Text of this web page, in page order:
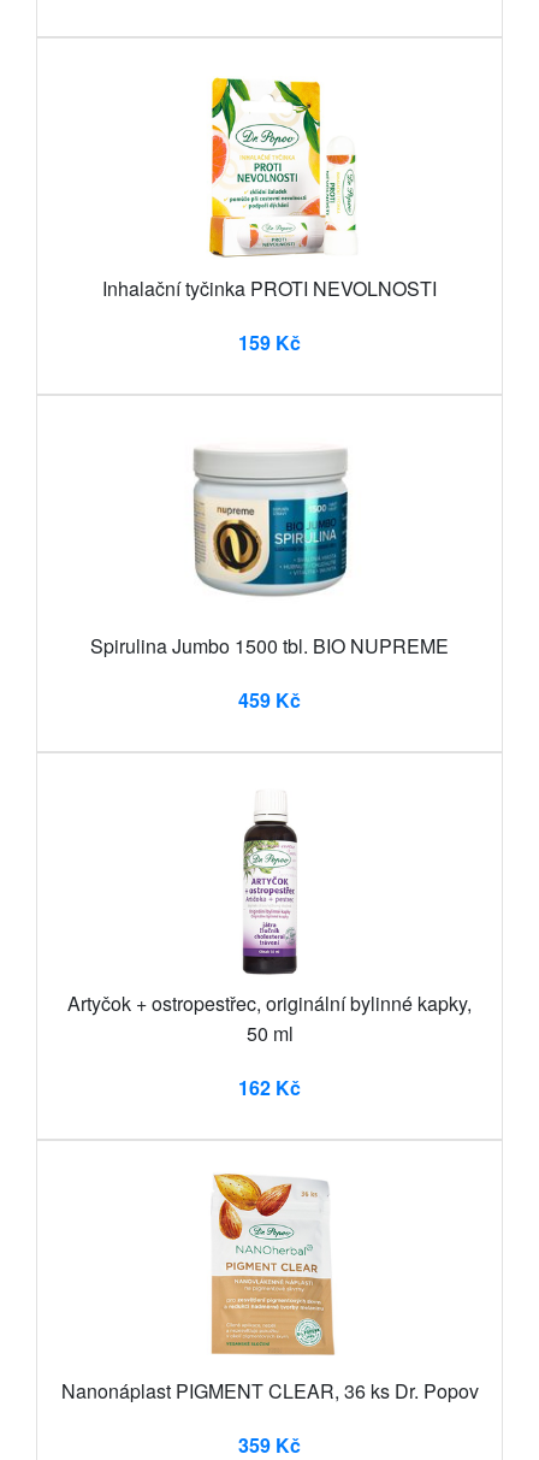
Inhalační tyčinka PROTI NEVOLNOSTI
159 Kč
Spirulina Jumbo 1500 tbl. BIO NUPREME
459 Kč
Artyčok + ostropestřec, originální bylinné kapky,
50 ml
162 Kč
Nanonáplast PIGMENT CLEAR, 36 ks Dr. Popov
359 Kč